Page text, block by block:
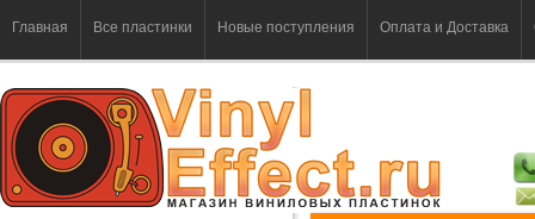
Главная Все пластинки Новые поступления Оплата и Доставка